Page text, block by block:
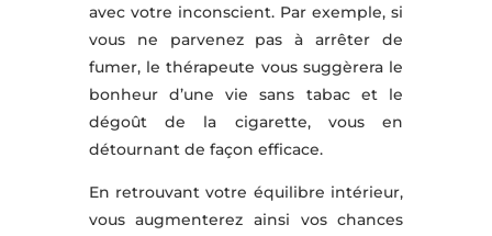
avec votre inconscient. Par exemple, si
vous ne parvenez pas à arrêter de
fumer, le thérapeute vous suggèrera le
bonheur d’une vie sans tabac et le
dégoût de la cigarette, vous en
détournant de façon efficace.
En retrouvant votre équilibre intérieur,
vous augmenterez ainsi vos chances